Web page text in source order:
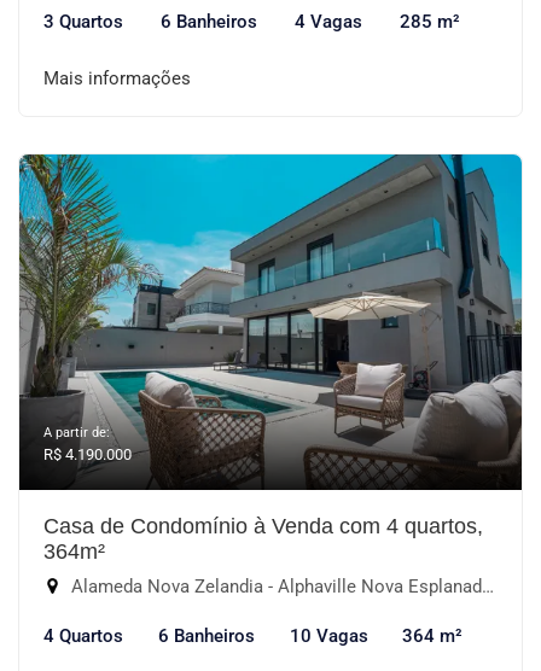
3 Quartos 6 Banheiros 4 Vagas 285 m²
Mais informações
A partir de:
R$ 4.190.000
Casa de Condomínio à Venda com 4 quartos,
364m²
Alameda Nova Zelandia - Alphaville Nova Esplanada I, Votorantim-SP
4 Quartos 6 Banheiros 10 Vagas 364 m²